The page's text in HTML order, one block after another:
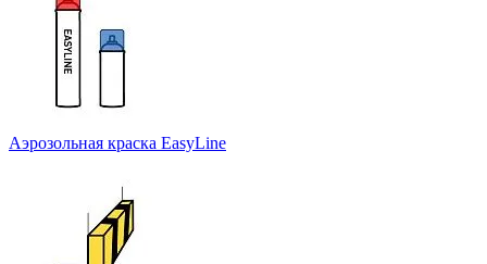
Аэрозольная краска EasyLine